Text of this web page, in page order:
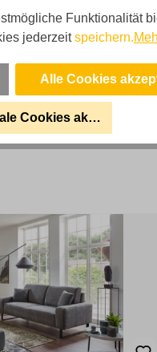
für Sie da! Funktionalität
jederzeitspeichern.
Alle Cookies
Cookies akzeptieren